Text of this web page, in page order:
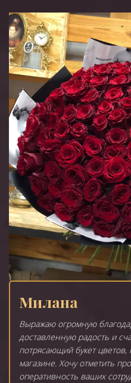
Милана
Выражаю огромную
доставленную радость и
потрясающий букет
магазине. Хочу отметить
оперативность ваших